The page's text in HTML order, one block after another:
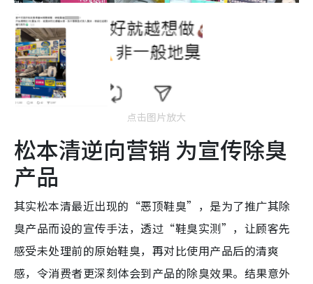
点击图片放大
松本清逆向营销 为宣传除臭
产品
其实松本清最近出现的“恶顶鞋臭”，是为了推广其除
臭产品而设的宣传手法，透过“鞋臭实测”，让顾客先
感受未处理前的原始鞋臭，再对比使用产品后的清爽
感，令消费者更深刻体会到产品的除臭效果。结果意外